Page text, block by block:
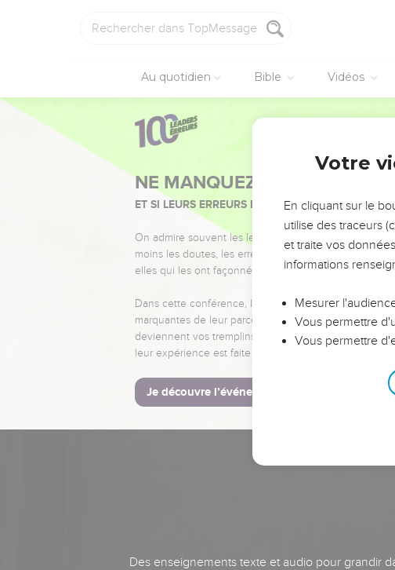
Au quotidien Bible Vidéos
NE MANQUEZ PAS
ET SI LEURS ERREURS POUVAIENT VOUS ÉVITER
On admire souvent les leaders pour leurs réussites,
moins les doutes, les erreurs et les saisons difficiles
elles qui les ont façonnés.
Dans cette conférence, leaders, entrepreneurs, et
marquantes de leur parcours et les clés pour
deviennent vos tremplins. Que vous guidiez un
leur expérience est faite pour vous.
Je découvre l’événement
Des enseignements texte et audio pour grandir
Votre
En cliquant sur le
utilise des traceurs
et traite vos
informations
Mesurer
Vous permettre
Vous permettre